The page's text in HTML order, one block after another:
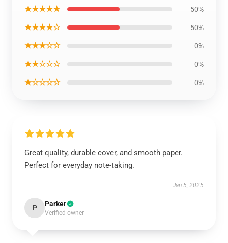
★★★★★ 50%
★★★★☆ 50%
★★★☆☆ 0%
★★☆☆☆ 0%
★☆☆☆☆ 0%
Great quality, durable cover, and smooth paper.
Perfect for everyday note-taking.
Jan 5, 2025
P Parker
Verified owner